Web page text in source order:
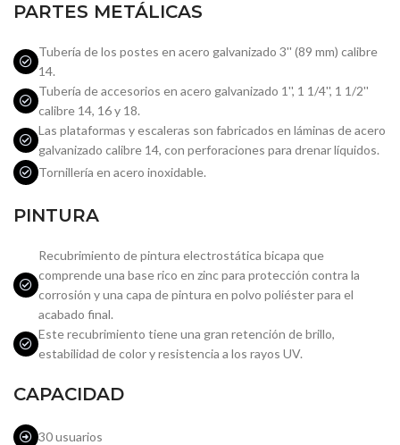
PARTES METÁLICAS
Tubería de los postes en acero galvanizado 3'' (89 mm) calibre
14.
Tubería de accesorios en acero galvanizado 1'', 1 1/4'', 1 1/2''
calibre 14, 16 y 18.
Las plataformas y escaleras son fabricados en láminas de acero
galvanizado calibre 14, con perforaciones para drenar líquidos.
Tornillería en acero inoxidable.
PINTURA
Recubrimiento de pintura electrostática bicapa que
comprende una base rico en zinc para protección contra la
corrosión y una capa de pintura en polvo poliéster para el
acabado final.
Este recubrimiento tiene una gran retención de brillo,
estabilidad de color y resistencia a los rayos UV.
CAPACIDAD
30 usuarios